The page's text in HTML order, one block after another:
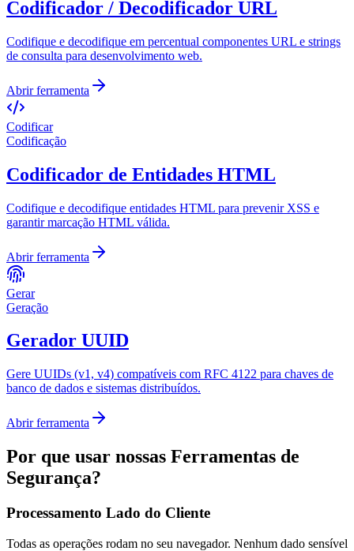
Codificador / Decodificador URL
Codifique e decodifique em percentual componentes URL e strings
de consulta para desenvolvimento web.
Abrir ferramenta
Codificar
Codificação
Codificador de Entidades HTML
Codifique e decodifique entidades HTML para prevenir XSS e
garantir marcação HTML válida.
Abrir ferramenta
Gerar
Geração
Gerador UUID
Gere UUIDs (v1, v4) compatíveis com RFC 4122 para chaves de
banco de dados e sistemas distribuídos.
Abrir ferramenta
Por que usar nossas Ferramentas de
Segurança?
Processamento Lado do Cliente
Todas as operações rodam no seu navegador. Nenhum dado sensível